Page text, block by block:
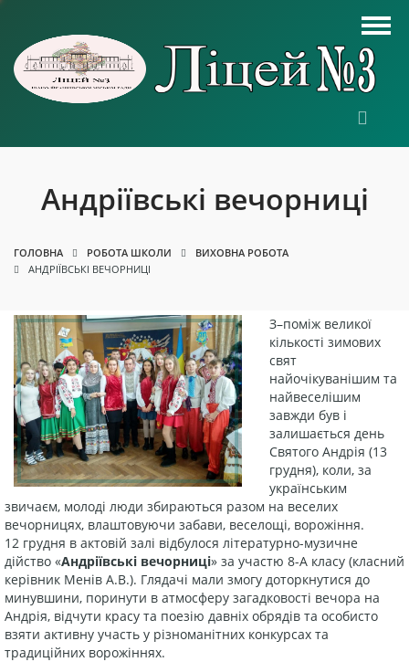
Андріївські вечорниці
ГОЛОВНА РОБОТА ШКОЛИ
ВИХОВНА РОБОТА
АНДРІЇВСЬКІ ВЕЧОРНИЦІ
З–поміж великої
кількості зимових
свят
найочікуванішим та
найвеселішим
завжди був і
залишається день
Святого Андрія (13
грудня), коли, за
українським
звичаєм, молоді люди збираються разом на веселих
вечорницях, влаштовуючи забави, веселощі, ворожіння.
12 грудня в актовій залі відбулося літературно-музичне
дійство «Андріївські вечорниці» за участю 8-А класу (класний
керівник Менів А.В.). Глядачі мали змогу доторкнутися до
минувшини, поринути в атмосферу загадковості вечора на
Андрія, відчути красу та поезію давніх обрядів та особисто
взяти активну участь у різноманітних конкурсах та
традиційних ворожіннях.